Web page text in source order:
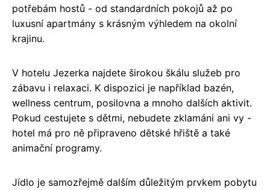
potřebám hostů - od standardních pokojů až po
luxusní apartmány s krásným výhledem na okolní
krajinu.
V hotelu Jezerka najdete širokou škálu služeb pro
zábavu i relaxaci. K dispozici je například bazén,
wellness centrum, posilovna a mnoho dalších aktivit.
Pokud cestujete s dětmi, nebudete zklamáni ani vy -
hotel má pro ně připraveno dětské hřiště a také
animační programy.
Jídlo je samozřejmě dalším důležitým prvkem pobytu